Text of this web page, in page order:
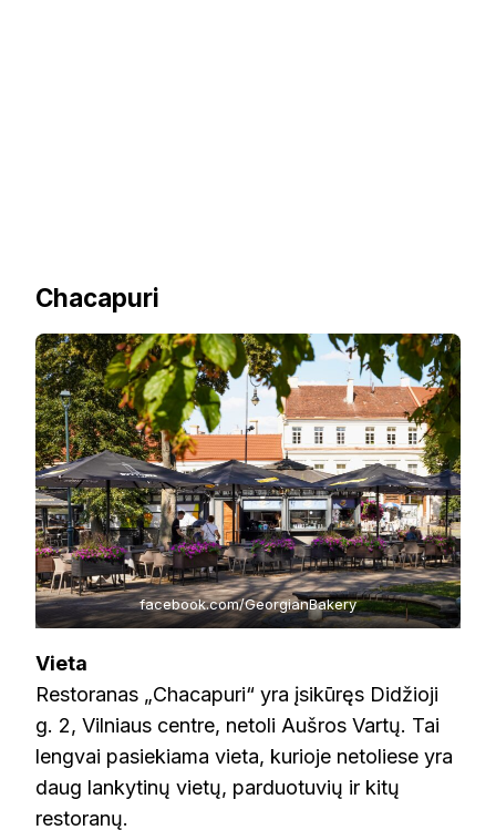
Chacapuri
facebook.com/GeorgianBakery
Vieta
Restoranas „Chacapuri“ yra įsikūręs Didžioji
g. 2, Vilniaus centre, netoli Aušros Vartų. Tai
lengvai pasiekiama vieta, kurioje netoliese yra
daug lankytinų vietų, parduotuvių ir kitų
restoranų.